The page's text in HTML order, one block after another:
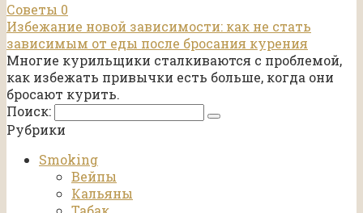
Советы 0
Избежание новой зависимости: как не стать
зависимым от еды после бросания курения
Многие курильщики сталкиваются с проблемой,
как избежать привычки есть больше, когда они
бросают курить.
Поиск:
Рубрики
Smoking
Вейпы
Кальяны